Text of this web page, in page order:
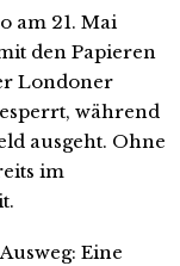
am 21. Mai
den Papieren
Londoner
während
ausgeht. Ohne
im
Eine